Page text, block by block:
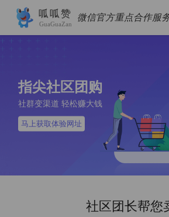
呱呱赞
GuaGuaZan
微信官方重点合作服
指尖社区团购
社群变渠道 轻松赚大钱
马上获取体验网址
社区团长帮您